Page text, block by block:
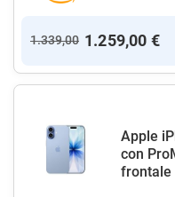
1.339,00 1.259,00 €
Apple
con
frontale